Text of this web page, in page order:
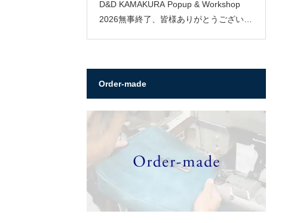
D&D KAMAKURA Popup & Workshop
2026無事終了、皆様ありがとうございま
Order-made